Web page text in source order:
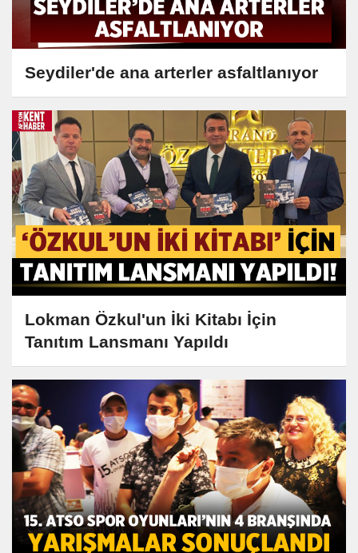
Seydiler'de ana arterler asfaltlanıyor
Lokman Özkul'un İki Kitabı İçin
Tanıtım Lansmanı Yapıldı